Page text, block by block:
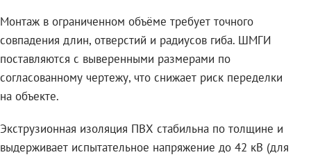
Монтаж в ограниченном объёме требует точного
совпадения длин, отверстий и радиусов гиба. ШМГИ
поставляются с выверенными размерами по
согласованному чертежу, что снижает риск переделки
на объекте.
Экструзионная изоляция ПВХ стабильна по толщине и
выдерживает испытательное напряжение до 42 кВ (для